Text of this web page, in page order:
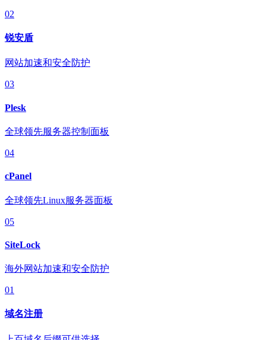
02
锐安盾
网站加速和安全防护
03
Plesk
全球领先服务器控制面板
04
cPanel
全球领先Linux服务器面板
05
SiteLock
海外网站加速和安全防护
01
域名注册